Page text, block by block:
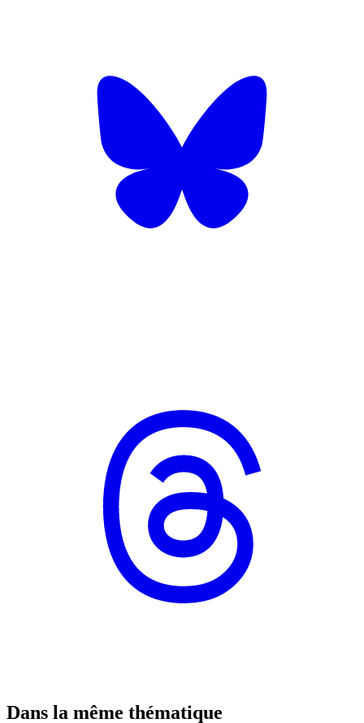
Dans la même thématique